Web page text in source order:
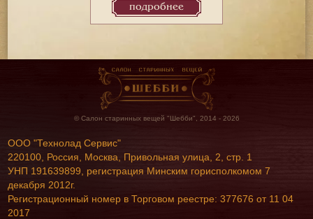
подробнее
© Салон старинных вещей "Шебби", 2014 - 2026
ООО "Технолад Сервис"
220100, Россия, Москва, Привольная улица, 2, стр. 1
УНП 191639899, регистрация Минским горисполкомом 7
декабря 2012г.
Регистрационный номер в Торговом реестре: 377676 от 11 04
2017